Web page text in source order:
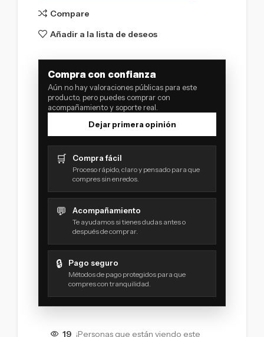
Compare
Añadir a la lista de deseos
Compra con confianza
Aún no hay valoraciones públicas para este
producto, pero puedes comprar con
acompañamiento y soporte real.
Dejar primera opinión
🛒 Compra fácil
Proceso rápido, claro y pensado para que
compres sin enredos.
💬 Acompañamiento
Te ayudamos si tienes dudas antes o
después de comprar.
🔒 Pago seguro
Métodos de pago protegidos para que
compres con tranquilidad.
19 ¡Personas que están viendo este